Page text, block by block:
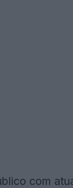
com